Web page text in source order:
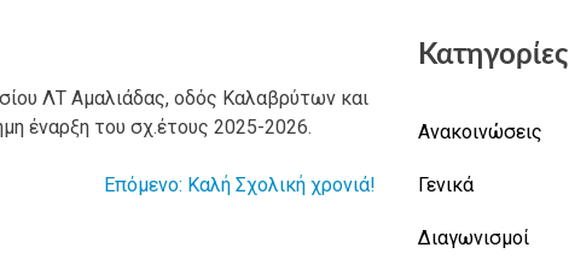
ΛΤ Αμαλιάδας, οδός Καλαβρύτων και
έναρξη του σχ.έτους 2025-2026.
Επόμενο: Καλή Σχολική χρονιά!
Κατηγορίες
Ανακοινώσεις
Γενικά
Διαγωνισμοί